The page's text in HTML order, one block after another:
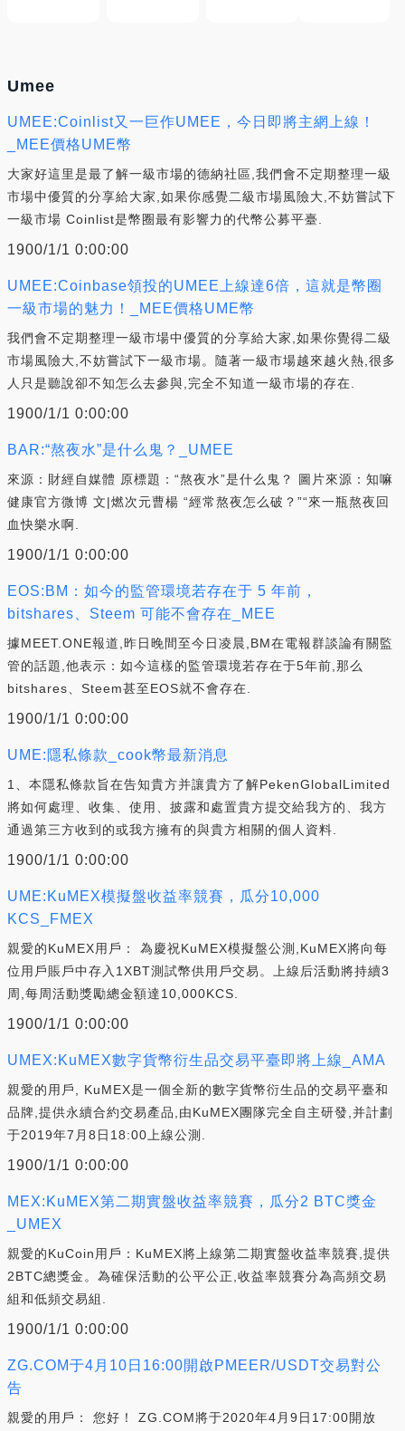
Umee
UMEE:Coinlist又一巨作UMEE，今日即將主網上線！
_MEE價格UME幣
大家好這里是最了解一級市場的德納社區,我們會不定期整理一級
市場中優質的分享給大家,如果你感覺二級市場風險大,不妨嘗試下
一級市場 Coinlist是幣圈最有影響力的代幣公募平臺.
1900/1/1 0:00:00
UMEE:Coinbase領投的UMEE上線達6倍，這就是幣圈
一級市場的魅力！_MEE價格UME幣
我們會不定期整理一級市場中優質的分享給大家,如果你覺得二級
市場風險大,不妨嘗試下一級市場。隨著一級市場越來越火熱,很多
人只是聽說卻不知怎么去參與,完全不知道一級市場的存在.
1900/1/1 0:00:00
BAR:“熬夜水”是什么鬼？_UMEE
來源：財經自媒體 原標題：“熬夜水”是什么鬼？ 圖片來源：知嘛
健康官方微博 文|燃次元曹楊 “經常熬夜怎么破？”“來一瓶熬夜回
血快樂水啊.
1900/1/1 0:00:00
EOS:BM：如今的監管環境若存在于 5 年前，
bitshares、Steem 可能不會存在_MEE
據MEET.ONE報道,昨日晚間至今日凌晨,BM在電報群談論有關監
管的話題,他表示：如今這樣的監管環境若存在于5年前,那么
bitshares、Steem甚至EOS就不會存在.
1900/1/1 0:00:00
UME:隱私條款_cook幣最新消息
1、本隱私條款旨在告知貴方并讓貴方了解PekenGlobalLimited
將如何處理、收集、使用、披露和處置貴方提交給我方的、我方
通過第三方收到的或我方擁有的與貴方相關的個人資料.
1900/1/1 0:00:00
UME:KuMEX模擬盤收益率競賽，瓜分10,000
KCS_FMEX
親愛的KuMEX用戶： 為慶祝KuMEX模擬盤公測,KuMEX將向每
位用戶賬戶中存入1XBT測試幣供用戶交易。上線后活動將持續3
周,每周活動獎勵總金額達10,000KCS.
1900/1/1 0:00:00
UMEX:KuMEX數字貨幣衍生品交易平臺即將上線_AMA
親愛的用戶, KuMEX是一個全新的數字貨幣衍生品的交易平臺和
品牌,提供永續合約交易產品,由KuMEX團隊完全自主研發,并計劃
于2019年7月8日18:00上線公測.
1900/1/1 0:00:00
MEX:KuMEX第二期實盤收益率競賽，瓜分2 BTC獎金
_UMEX
親愛的KuCoin用戶：KuMEX將上線第二期實盤收益率競賽,提供
2BTC總獎金。為確保活動的公平公正,收益率競賽分為高頻交易
組和低頻交易組.
1900/1/1 0:00:00
ZG.COM于4月10日16:00開啟PMEER/USDT交易對公
告
親愛的用戶： 您好！ ZG.COM將于2020年4月9日17:00開放